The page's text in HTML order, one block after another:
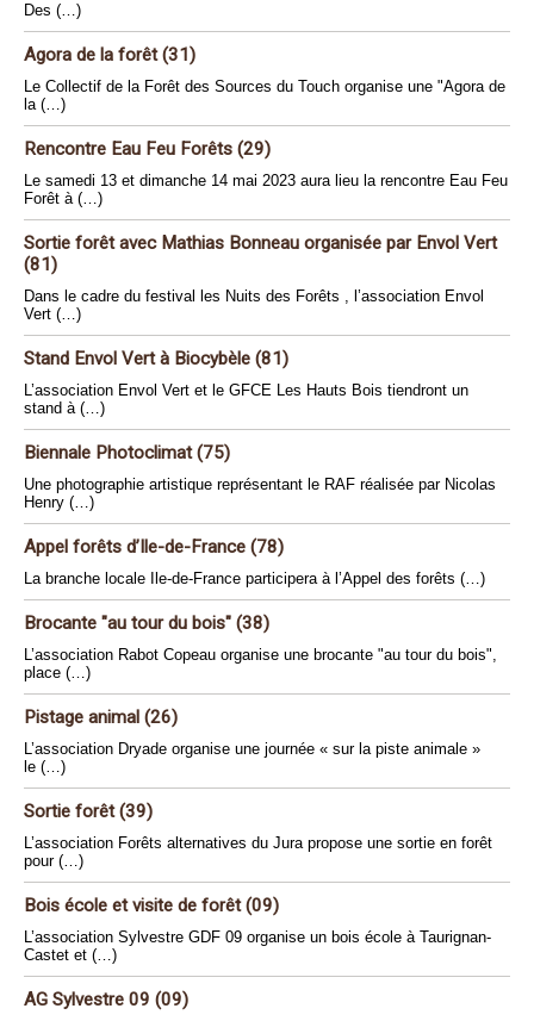
Des (…)
Agora de la forêt (31)
Le Collectif de la Forêt des Sources du Touch organise une "Agora de
la (…)
Rencontre Eau Feu Forêts (29)
Le samedi 13 et dimanche 14 mai 2023 aura lieu la rencontre Eau Feu
Forêt à (…)
Sortie forêt avec Mathias Bonneau organisée par Envol Vert
(81)
Dans le cadre du festival les Nuits des Forêts , l’association Envol
Vert (…)
Stand Envol Vert à Biocybèle (81)
L’association Envol Vert et le GFCE Les Hauts Bois tiendront un
stand à (…)
Biennale Photoclimat (75)
Une photographie artistique représentant le RAF réalisée par Nicolas
Henry (…)
Appel forêts d’Ile-de-France (78)
La branche locale Ile-de-France participera à l’Appel des forêts (…)
Brocante "au tour du bois" (38)
L’association Rabot Copeau organise une brocante "au tour du bois",
place (…)
Pistage animal (26)
L’association Dryade organise une journée « sur la piste animale »
le (…)
Sortie forêt (39)
L’association Forêts alternatives du Jura propose une sortie en forêt
pour (…)
Bois école et visite de forêt (09)
L’association Sylvestre GDF 09 organise un bois école à Taurignan-
Castet et (…)
AG Sylvestre 09 (09)